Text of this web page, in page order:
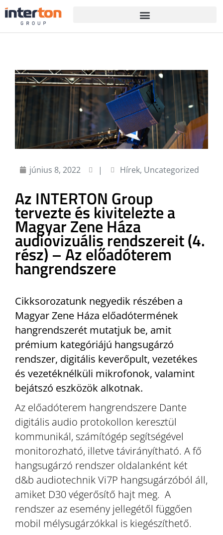
június 8, 2022 | Hírek, Uncategorized
Az INTERTON Group
tervezte és kivitelezte a
Magyar Zene Háza
audiovizuális rendszereit (4.
rész) – Az előadóterem
hangrendszere
Cikksorozatunk negyedik részében a
Magyar Zene Háza előadótermének
hangrendszerét mutatjuk be, amit
prémium kategóriájú hangsugárzó
rendszer, digitális keverőpult, vezetékes
és vezetéknélküli mikrofonok, valamint
bejátszó eszközök alkotnak.
Az előadóterem hangrendszere Dante
digitális audio protokollon keresztül
kommunikál, számítógép segítségével
monitorozható, illetve távirányítható. A fő
hangsugárzó rendszer oldalanként két
d&b audiotechnik Vi7P hangsugárzóból áll,
amiket D30 végerősítő hajt meg. A
rendszer az esemény jellegétől függően
mobil mélysugárzókkal is kiegészíthető.